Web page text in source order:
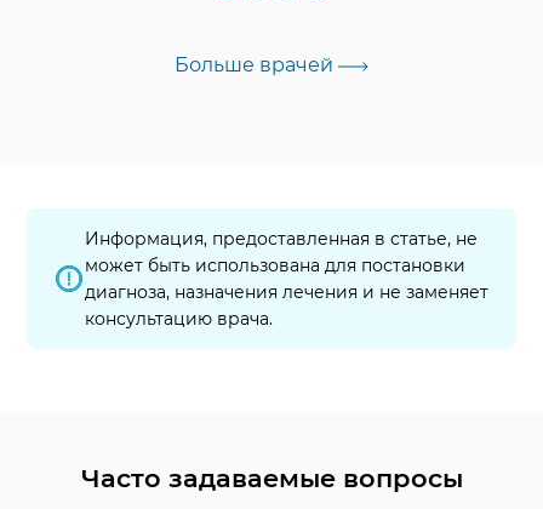
Больше врачей
Информация, предоставленная в статье, не
может быть использована для постановки
диагноза, назначения лечения и не заменяет
консультацию врача.
Часто задаваемые вопросы